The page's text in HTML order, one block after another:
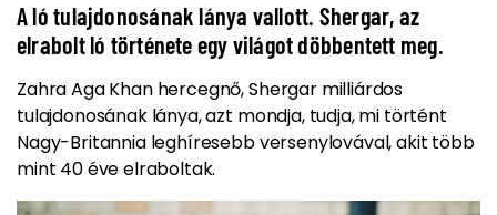
A ló tulajdonosának lánya vallott. Shergar, az
elrabolt ló története egy világot döbbentett meg.
Zahra Aga Khan hercegnő, Shergar milliárdos
tulajdonosának lánya, azt mondja, tudja, mi történt
Nagy-Britannia leghíresebb versenylovával, akit több
mint 40 éve elraboltak.